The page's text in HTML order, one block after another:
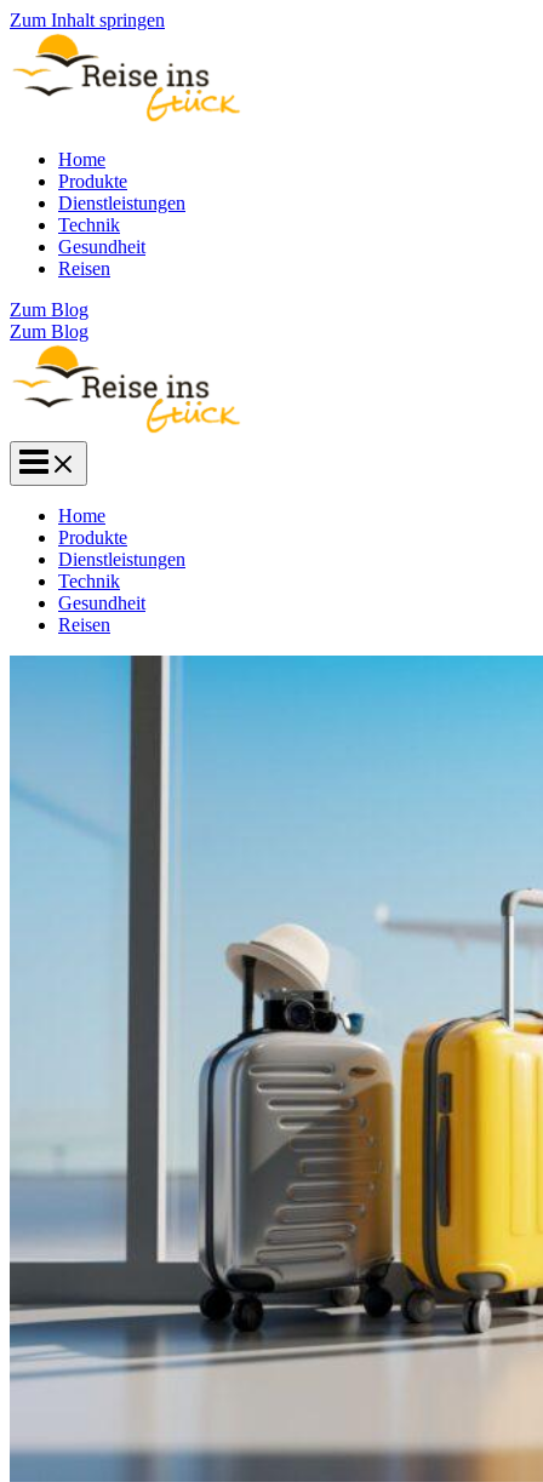
Zum Inhalt springen
Home
Produkte
Dienstleistungen
Technik
Gesundheit
Reisen
Zum Blog
Zum Blog
Home
Produkte
Dienstleistungen
Technik
Gesundheit
Reisen